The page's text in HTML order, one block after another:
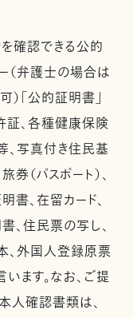
確認できる公的
（弁護士の場合は
「公的証明書」
証、各種健康保険
、写真付き住民基
券（パスポート）、
書、在留カード、
、住民票の写し、
、外国人登録原票
ます。なお、ご提
人確認書類は、